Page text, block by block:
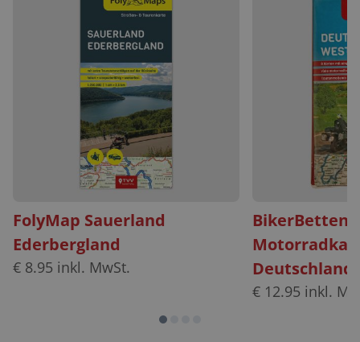
FolyMap Sauerland
Ederbergland
€ 8.95 inkl. MwSt.
BikerBetten
Deutschland
€ 12.95 inkl.